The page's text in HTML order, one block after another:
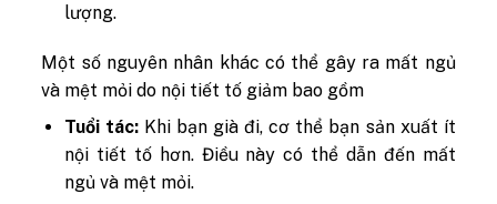
lượng.
Một số nguyên nhân khác có thể gây ra mất ngủ
và mệt mỏi do nội tiết tố giảm bao gồm
Tuổi tác: Khi bạn già đi, cơ thể bạn sản xuất ít
nội tiết tố hơn. Điều này có thể dẫn đến mất
ngủ và mệt mỏi.